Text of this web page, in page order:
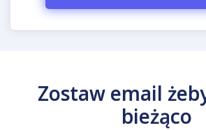
Zostaw email
bieżąco